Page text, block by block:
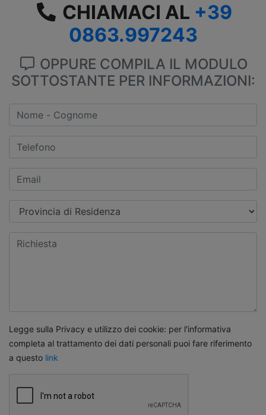
CHIAMACI AL +39
0863.997243
OPPURE COMPILA IL MODULO
SOTTOSTANTE PER INFORMAZIONI:
Legge sulla Privacy e utilizzo dei cookie: per l'informativa
completa al trattamento dei dati personali puoi fare riferimento
a questo link